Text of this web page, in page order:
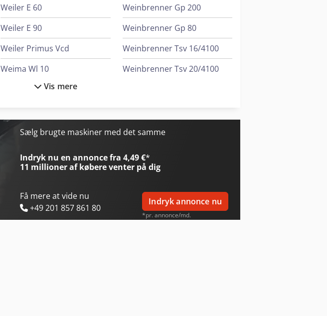
Weiler E 60
Weiler E 90
Weiler Primus Vcd
Weima Wl 10
Weima Wl 4
Weima Wlk 1500
Weinbrenner Gp 200
Weinbrenner Gp 80
Weinbrenner Tsv 16/4100
Weinbrenner Tsv 20/4100
Vis mere
Sælg brugte maskiner med det samme
Indryk nu en annonce fra 4,49 €*
11 millioner af købereventer på dig
Få mere at vide nu
+49 201 857 861 80
Indryk annonce nu
*pr. annonce/md.